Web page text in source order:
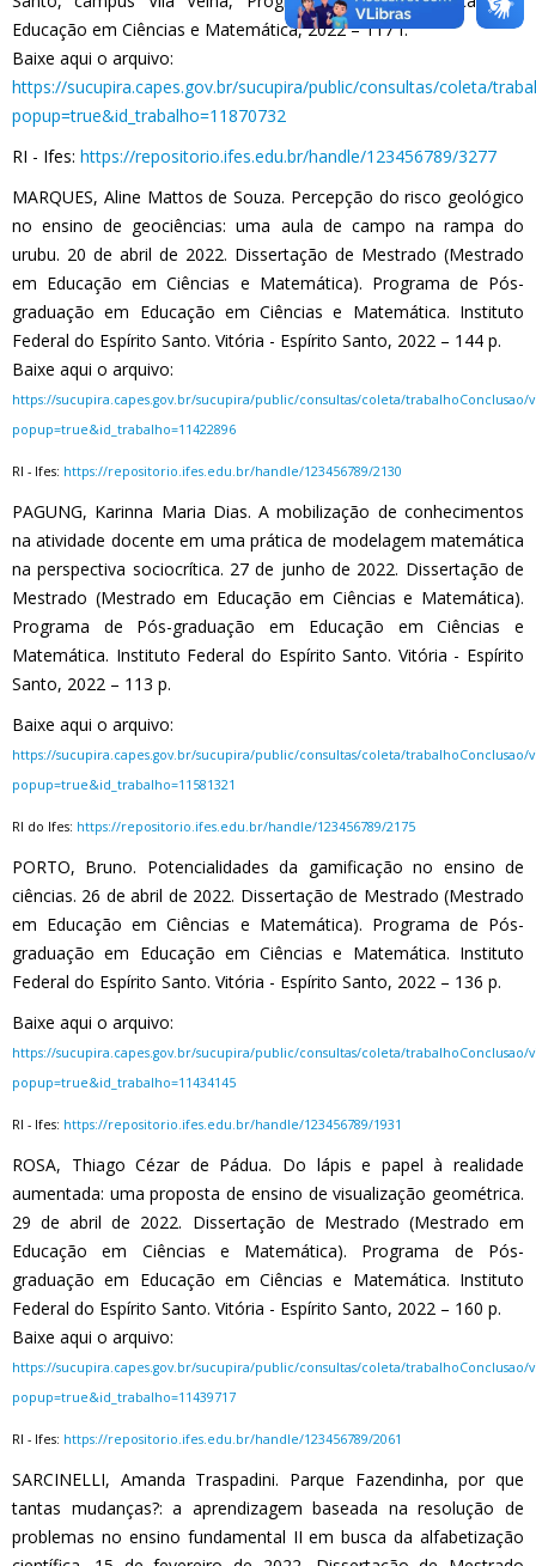
Educação em Ciências e Matemática, 2022 – 117 f.
Baixe aqui o arquivo:
https://sucupira.capes.gov.br/sucupira/public/consultas/coleta/
popup=true&id_trabalho=11870732
RI - Ifes: https://repositorio.ifes.edu.br/handle/123456789/3277
MARQUES, Aline Mattos de Souza. Percepção do risco geológico
no ensino de geociências: uma aula de campo na rampa do
urubu. 20 de abril de 2022. Dissertação de Mestrado (Mestrado
em Educação em Ciências e Matemática). Programa de Pós-
graduação em Educação em Ciências e Matemática. Instituto
Federal do Espírito Santo. Vitória - Espírito Santo, 2022 – 144 p.
Baixe aqui o arquivo:
https://sucupira.capes.gov.br/sucupira/public/consultas/coleta/trabalhoConclusao/
popup=true&id_trabalho=11422896
RI - Ifes: https://repositorio.ifes.edu.br/handle/123456789/2130
PAGUNG, Karinna Maria Dias. A mobilização de conhecimentos
na atividade docente em uma prática de modelagem matemática
na perspectiva sociocrítica. 27 de junho de 2022. Dissertação de
Mestrado (Mestrado em Educação em Ciências e Matemática).
Programa de Pós-graduação em Educação em Ciências e
Matemática. Instituto Federal do Espírito Santo. Vitória - Espírito
Santo, 2022 – 113 p.
Baixe aqui o arquivo:
https://sucupira.capes.gov.br/sucupira/public/consultas/coleta/trabalhoConclusao/
popup=true&id_trabalho=11581321
RI do Ifes: https://repositorio.ifes.edu.br/handle/123456789/2175
PORTO, Bruno. Potencialidades da gamificação no ensino de
ciências. 26 de abril de 2022. Dissertação de Mestrado (Mestrado
em Educação em Ciências e Matemática). Programa de Pós-
graduação em Educação em Ciências e Matemática. Instituto
Federal do Espírito Santo. Vitória - Espírito Santo, 2022 – 136 p.
Baixe aqui o arquivo:
https://sucupira.capes.gov.br/sucupira/public/consultas/coleta/trabalhoConclusao/
popup=true&id_trabalho=11434145
RI - Ifes: https://repositorio.ifes.edu.br/handle/123456789/1931
ROSA, Thiago Cézar de Pádua. Do lápis e papel à realidade
aumentada: uma proposta de ensino de visualização geométrica.
29 de abril de 2022. Dissertação de Mestrado (Mestrado em
Educação em Ciências e Matemática). Programa de Pós-
graduação em Educação em Ciências e Matemática. Instituto
Federal do Espírito Santo. Vitória - Espírito Santo, 2022 – 160 p.
Baixe aqui o arquivo:
https://sucupira.capes.gov.br/sucupira/public/consultas/coleta/trabalhoConclusao/
popup=true&id_trabalho=11439717
RI - Ifes: https://repositorio.ifes.edu.br/handle/123456789/2061
SARCINELLI, Amanda Traspadini. Parque Fazendinha, por que
tantas mudanças?: a aprendizagem baseada na resolução de
problemas no ensino fundamental II em busca da alfabetização